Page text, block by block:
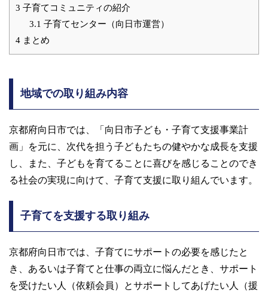
3 子育てコミュニティの紹介
3.1 子育てセンター（向日市運営）
4 まとめ
地域での取り組み内容
京都府向日市では、「向日市子ども・子育て支援事業計
画」を元に、次代を担う子どもたちの健やかな成長を支援
し、また、子どもを育てることに喜びを感じることのでき
る社会の実現に向けて、子育て支援に取り組んでいます。
子育てを支援する取り組み
京都府向日市では、子育てにサポートの必要を感じたと
き、あるいは子育てと仕事の両立に悩んだとき、サポート
を受けたい人（依頼会員）とサポートしてあげたい人（援